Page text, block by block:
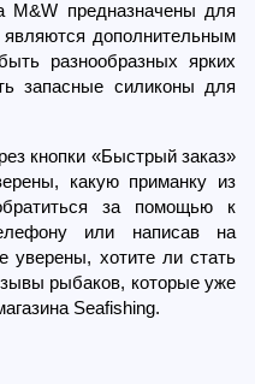
M&W предназначены для
являются дополнительным
разнообразных ярких
запасные силиконы для
кнопки «Быстрый заказ»
какую приманку из
за помощью к
или написав на
уверены, хотите ли стать
рыбаков, которые уже
Seafishing.